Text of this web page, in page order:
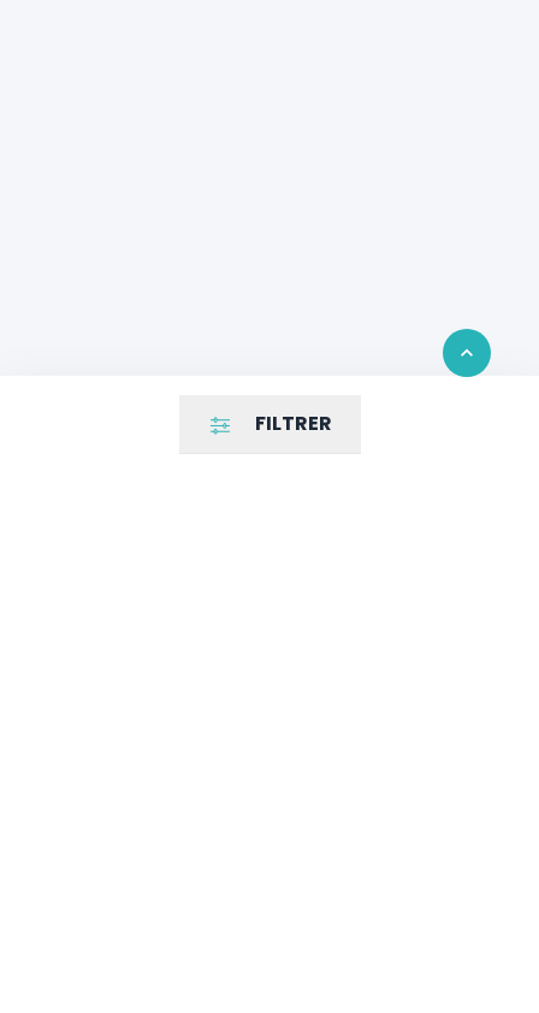
FILTRER
Retour